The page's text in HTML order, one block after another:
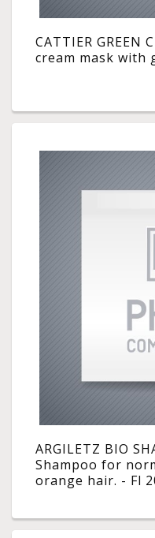
CATTIER GREEN
cream mask with
ARGILETZ BIO
Shampoo for
orange hair. - Fl